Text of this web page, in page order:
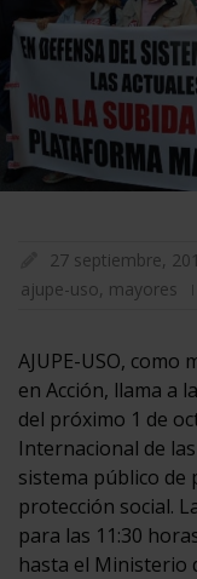
27 septiembre,
ajupe-uso, mayores
AJUPE-USO,
en Acción, llama a
del próximo 1 de
Internacional de
sistema público de
protección social.
para las 11:30
hasta el Ministerio